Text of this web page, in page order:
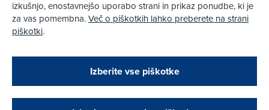
Zapri
Podarjamo vam 10 €!
Obstoječi in novi AMZS člani, ki boste v AMZS
opravili registracijo vozila, boste prejeli
Pravni vidiki
Piškotki
Pravno obvestilo
Pri spletni včlanitvi so podprta naslednja plačilna sredstva:
izkušnjo, enostavnejšo uporabo strani in prikaz ponudbe, ki je
za vas pomembna.Več o piškotkih lahko preberete na strani
piškotki.
Izberite vse piškotke